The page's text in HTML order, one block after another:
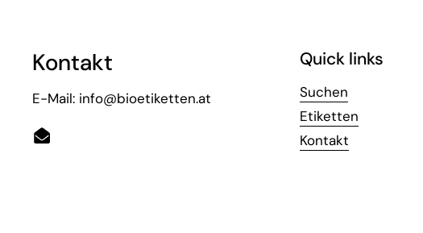
Kontakt
E-Mail: info@bioetiketten.at
Email
Quick links
Suchen
Etiketten
Kontakt